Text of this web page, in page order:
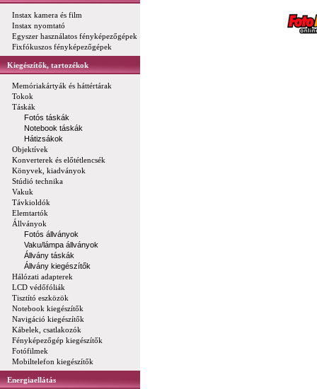
Instax kamera és film
Instax nyomtató
Egyszer használatos fényképezőgépek
Fixfókuszos fényképezőgépek
Kiegészítők, tartozékok
Memóriakártyák és háttértárak
Tokok
Táskák
Fotós táskák
Notebook táskák
Hátizsákok
Objektívek
Konverterek és előtétlencsék
Könyvek, kiadványok
Stúdió technika
Vakuk
Távkioldók
Elemtartók
Állványok
Fotós állványok
Vaku/lámpa állványok
Állvány táskák
Állvány kiegészítők
Hálózati adapterek
LCD védőfóliák
Tisztító eszközök
Notebook kiegészítők
Navigáció kiegészítők
Kábelek, csatlakozók
Fényképezőgép kiegészítők
Fotófilmek
Mobiltelefon kiegészítők
Energiaellátás